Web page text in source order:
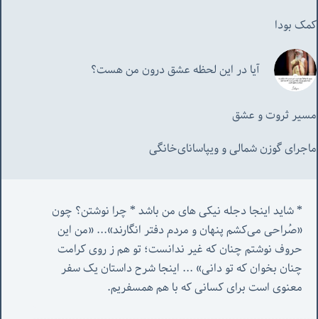
کمک بودا
آیا در این لحظه عشق درون من هست؟
مسیر ثروت و عشق
ماجرای گوزن شمالی و‌ ویپاسانای‌خانگی
«صُراحی می‌کشم پنهان‌ و مردم‌ دفتر انگارند»... «
چنان بخوان که تو دانی» ...
معنوی است برای کسانی که با هم همسفریم.